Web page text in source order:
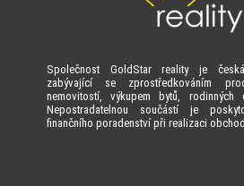
Společnost GoldStar reality je
zabývající se zprostředkováním
nemovitostí, výkupem bytů, rodinných
Nepostradatelnou součástí je
finančního poradenství při realizaci